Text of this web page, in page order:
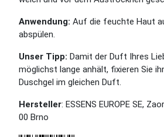
Anwendung: Auf die feuchte Haut
abspülen.
Unser Tipp: Damit der Duft Ihres
möglichst lange anhält, fixieren Sie
Duschgel im gleichen Duft.
Hersteller: ESSENS EUROPE SE,
00 Brno